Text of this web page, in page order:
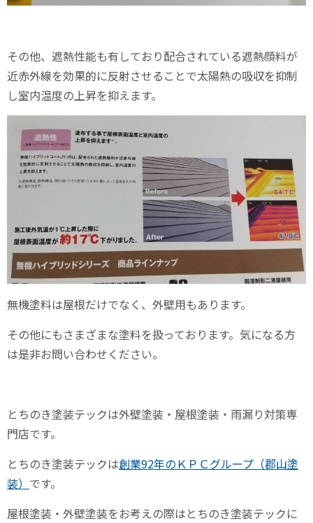
その他、遮熱性能も有しており配合されている遮熱顔料が
近赤外線を効果的に反射させることで太陽熱の吸収を抑制
し室内温度の上昇を抑えます。
無機塗料は屋根だけでなく、外壁用もあります。
その他にもさまざまな塗料を扱っております。気になる方
は是非お問い合わせください。
とちのき塗装テックは外壁塗装・屋根塗装・雨漏り対策専
門店です。
とちのき塗装テックは創業92年のＫＰＣグループ（郡山塗
装） です。
屋根塗装・外壁塗装をお考えの際はとちのき塗装テックに